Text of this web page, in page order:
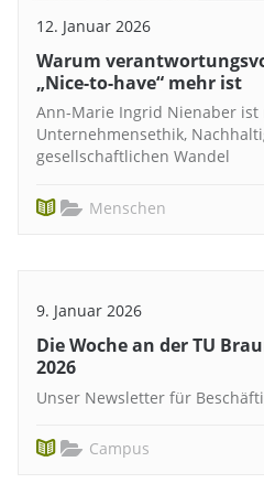
12. Januar 2026
Warum
„Nice-to-have“ mehr ist
Ann-Marie Ingrid Nienaber
Unternehmensethik,
gesellschaftlichen Wandel
Menschen
9. Januar 2026
Die Woche an der TU
2026
Unser Newsletter für
Campus